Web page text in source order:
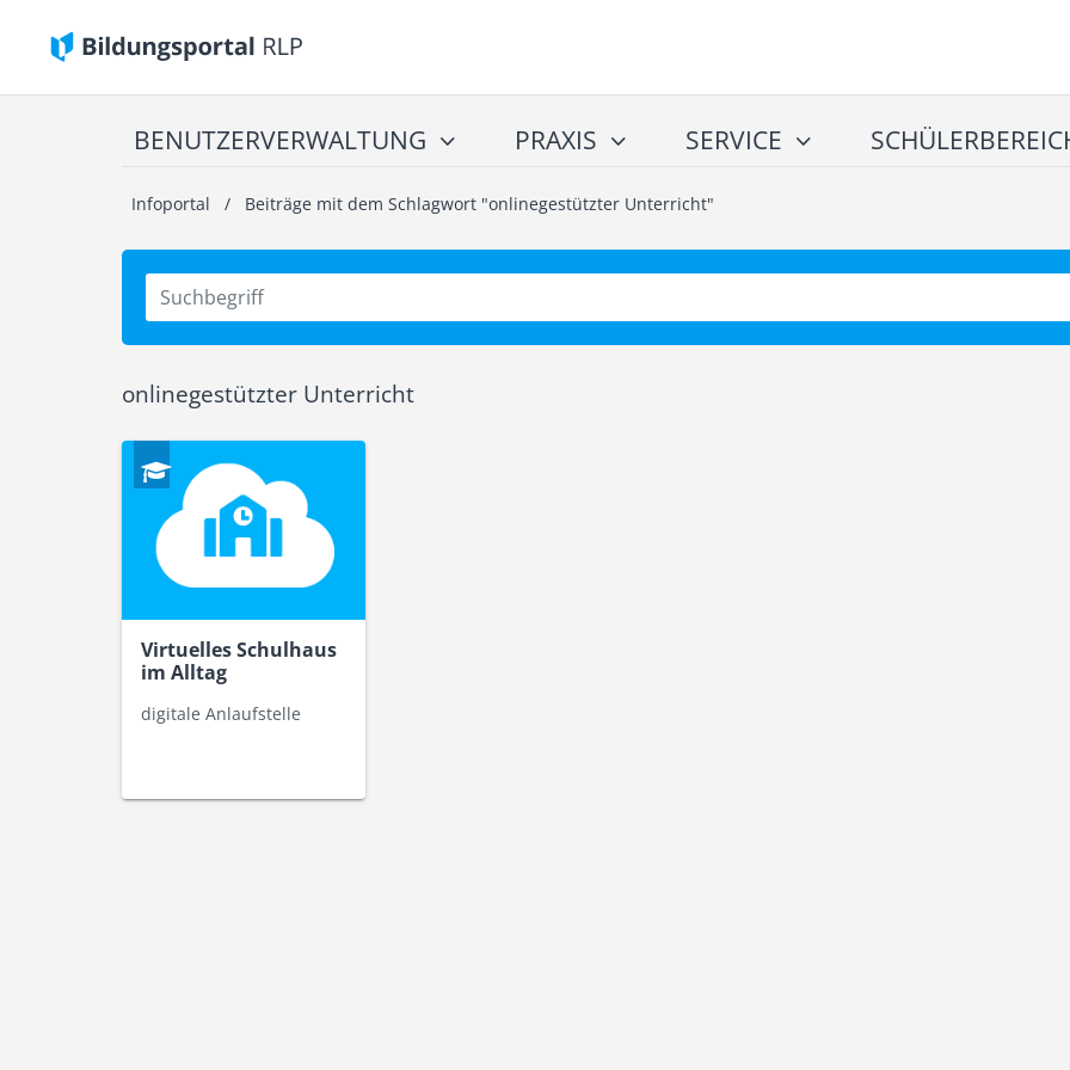
BENUTZERVERWALTUNG PRAXIS SERVICE
Infoportal / Beiträge mit dem Schlagwort "onlinegestützter Unterricht"
onlinegestützter Unterricht
Virtuelles Schulhaus
im Alltag
digitale Anlaufstelle